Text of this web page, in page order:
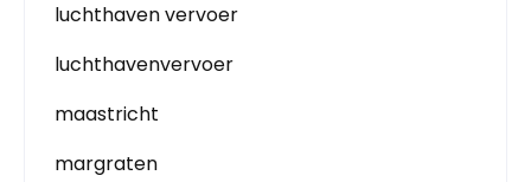
luchthaven vervoer
luchthavenvervoer
maastricht
margraten